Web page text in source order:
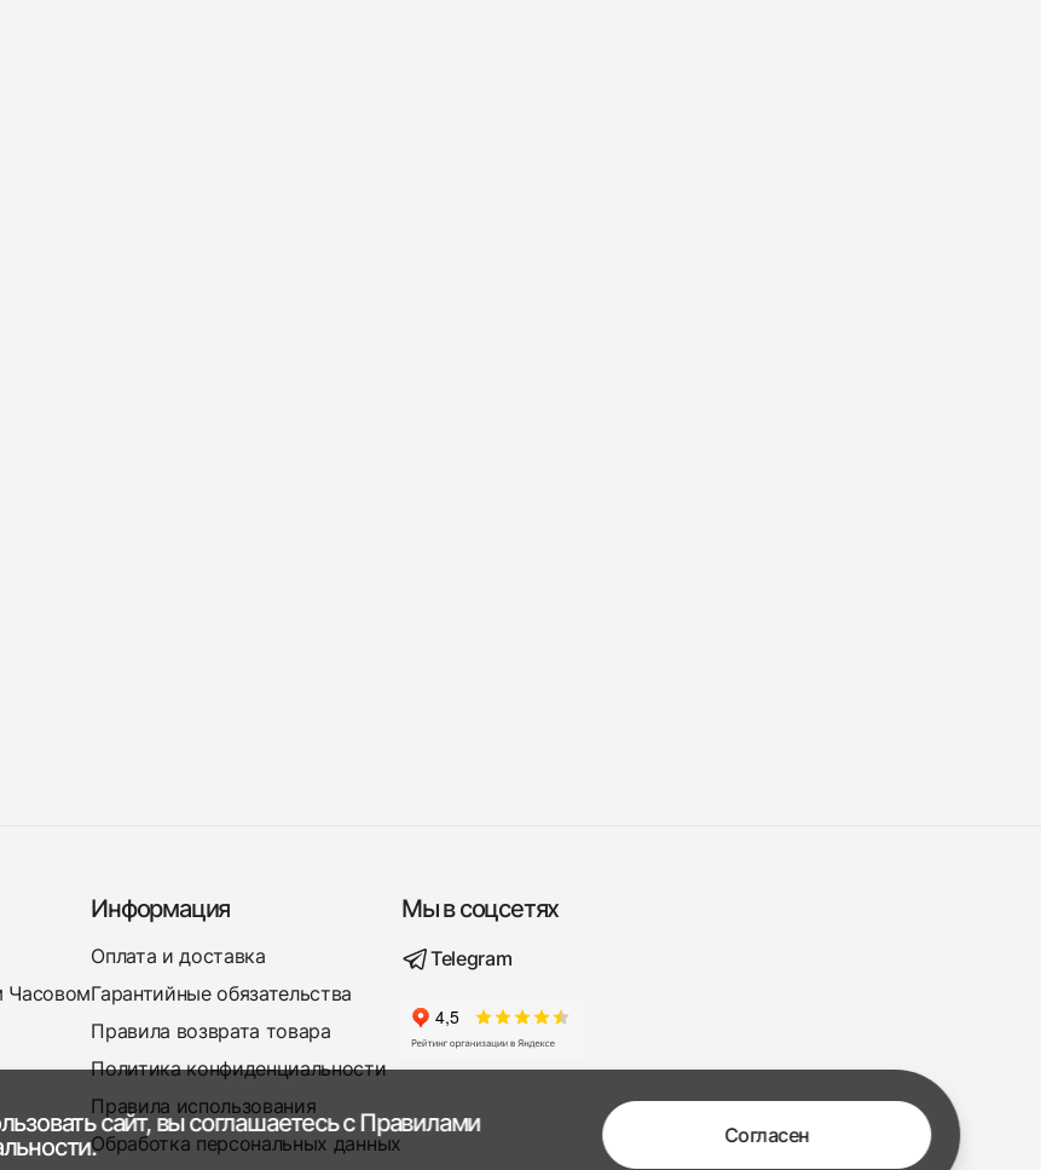
Часовом
Информация
Оплата и доставка
Гарантийные обязательства
Правила возврата товара
Политика конфиденциальности
Правила использования
Обработка персональных данных
Мы в соцсетях
Telegram
сайт, вы соглашаетесь сПравилами
Согласен